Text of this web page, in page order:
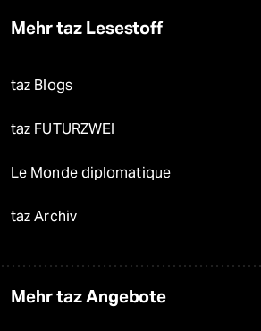
Mehr taz Lesestoff
taz Blogs
taz FUTURZWEI
Le Monde diplomatique
taz Archiv
Mehr taz Angebote